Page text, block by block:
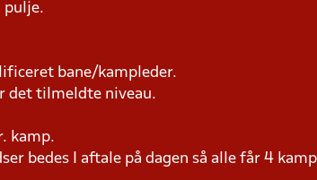
pulje.
bane/kampleder.
det tilmeldte niveau.
kamp.
bedes I aftale på dagen så alle får 4